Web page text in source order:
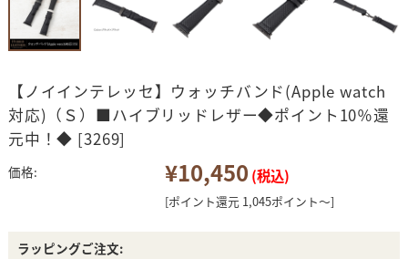
【ノイインテレッセ】ウォッチバンド(Apple watch
対応)（Ｓ）■ハイブリッドレザー◆ポイント10％還
元中！◆ [3269]
価格: ¥10,450 (税込)
[ポイント還元 1,045ポイント～]
ラッピングご注文: